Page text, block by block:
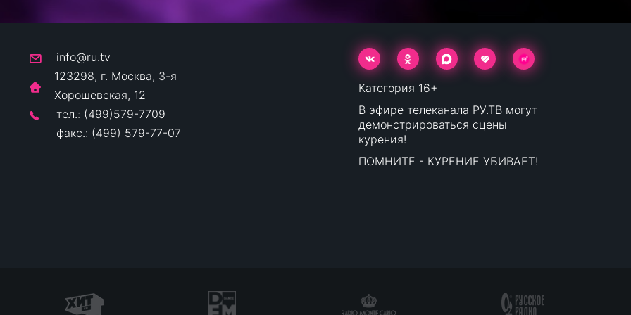
info@ru.tv
123298, г. Москва, 3-я
Хорошевская, 12
тел.: (499)579-7709
факс.: (499) 579-77-07
Категория 16+
В эфире телеканала РУ.ТВ могут
демонстрироваться сцены
курения!
ПОМНИТЕ - КУРЕНИЕ УБИВАЕТ!